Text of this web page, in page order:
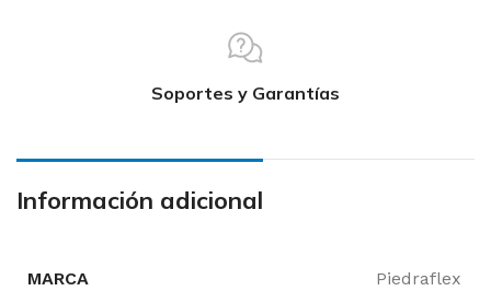
Soportes y Garantías
Información adicional
MARCA Piedraflex